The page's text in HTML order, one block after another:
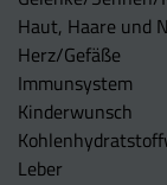
Haut, Haare und
Herz/Gefäße
Immunsystem
Kinderwunsch
Leber